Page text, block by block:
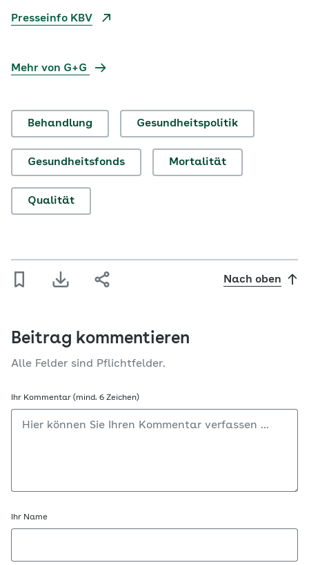
Presseinfo KBV
Mehr von G+G
Behandlung Gesundheitspolitik
Gesundheitsfonds Mortalität
Qualität
Nach oben
Beitrag kommentieren
Alle Felder sind Pflichtfelder.
Ihr Kommentar (mind. 6 Zeichen)
Ihr Name